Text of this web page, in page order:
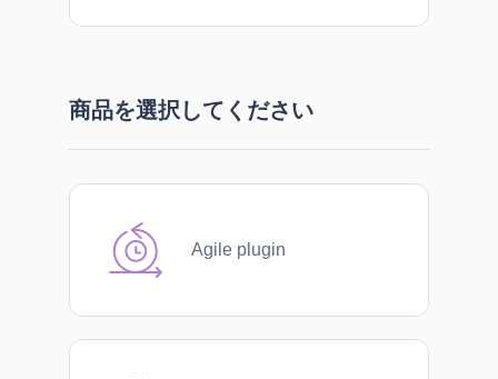
商品を選択してください
Agile plugin